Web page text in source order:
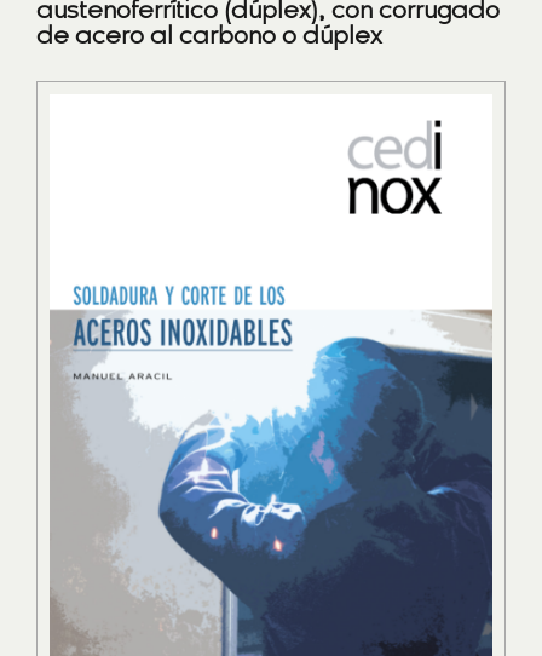
austenoferrítico (dúplex), con corrugado
de acero al carbono o dúplex